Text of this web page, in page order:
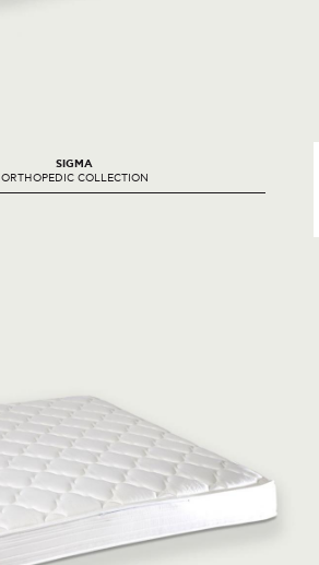
SIGMA
ORTHOPEDIC COLLECTION